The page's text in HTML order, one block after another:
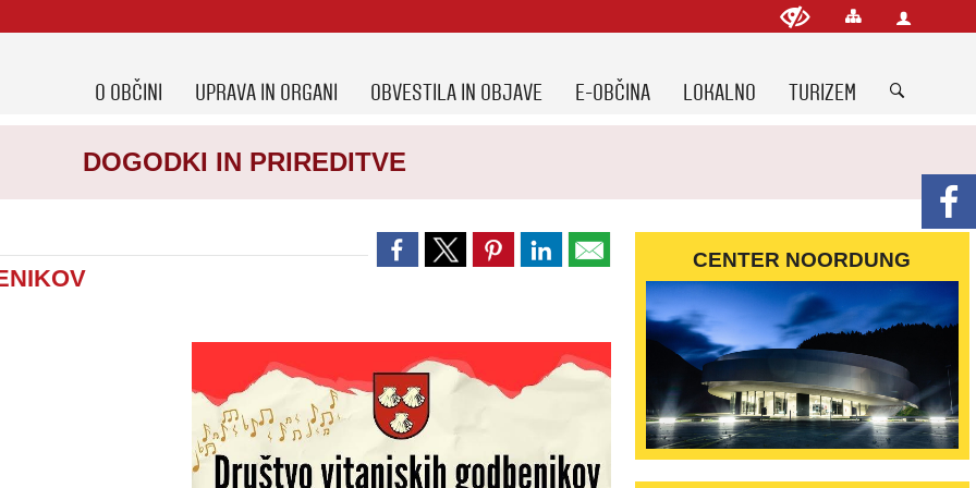
O OBČINI UPRAVA IN ORGANI OBVESTILA IN OBJAVE E-OBČINA LOKALNO TURIZEM
DOGODKI IN PRIREDITVE
CENTER NOORDUNG